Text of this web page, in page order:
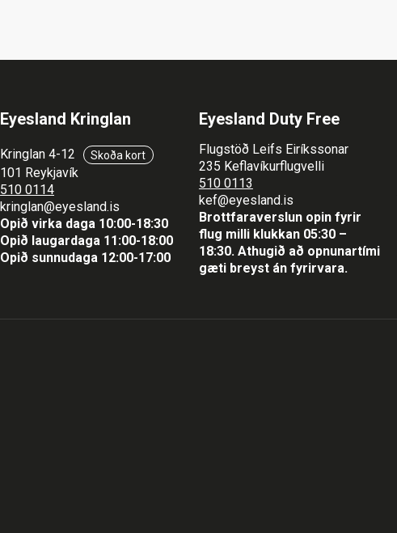
Eyesland Kringlan
Kringlan 4-12 Skoða kort
101 Reykjavík
510 0114
kringlan@eyesland.is
Opið virka daga 10:00-18:30
Opið laugardaga 11:00-18:00
Opið sunnudaga 12:00-17:00
Eyesland Duty Free
Flugstöð Leifs Eiríkssonar
235 Keflavíkurflugvelli
510 0113
kef@eyesland.is
Brottfaraverslun opin fyrir
flug milli klukkan 05:30 –
18:30. Athugið að opnunartími
gæti breyst án fyrirvara.